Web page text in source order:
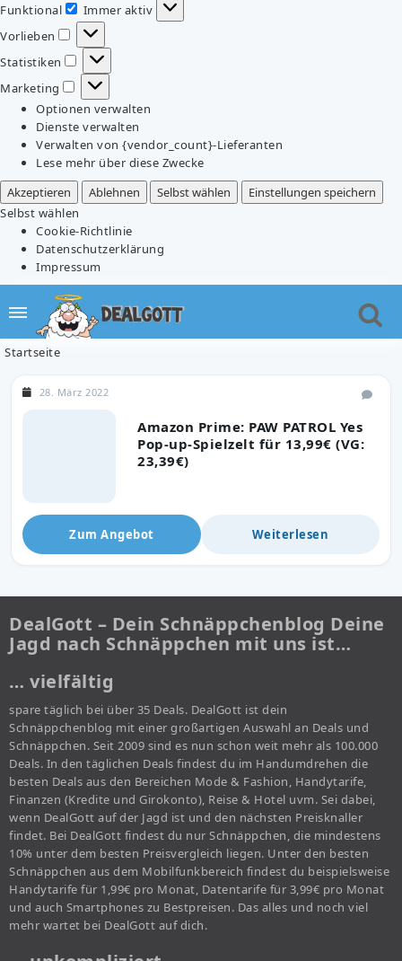
Funktional
Funktional
Immer aktiv
Vorlieben
Vorlieben
Statistiken
Statistiken
Marketing
Marketing
Optionen verwalten
Dienste verwalten
Verwalten von {vendor_count}-Lieferanten
Lese mehr über diese Zwecke
Akzeptieren
Ablehnen Selbst wählen
Einstellungen speichern
Selbst wählen
Cookie-Richtlinie
Datenschutzerklärung
Impressum
Startseite
Amazon Prime: PAW PATROL Yes
Pop-up-Spielzelt für 13,99€ (VG:
23,39€)
28. März 2022
Zum Angebot Weiterlesen
DealGott – Dein Schnäppchenblog Deine
Jagd nach Schnäppchen mit uns ist…
… vielfältig
spare täglich bei über 35 Deals. DealGott ist dein
Schnäppchenblog mit einer großartigen Auswahl an Deals und
Schnäppchen. Seit 2009 sind es nun schon weit mehr als 100.000
Deals. In den täglichen Deals findest du im Handumdrehen die
besten Deals aus den Bereichen Mode & Fashion, Handytarife,
Finanzen (Kredite und Girokonto), Reise & Hotel uvm. Sei dabei,
wenn DealGott auf der Jagd ist und den nächsten Preisknaller
findet. Bei DealGott findest du nur Schnäppchen, die mindestens
10% unter dem besten Preisvergleich liegen. Unter den besten
Schnäppchen aus dem Mobilfunkbereich findest du beispielsweise
Handytarife für 1,99€ pro Monat, Datentarife für 3,99€ pro Monat
und auch Smartphones zu Bestpreisen. Das alles und noch viel
mehr wartet bei DealGott auf dich.